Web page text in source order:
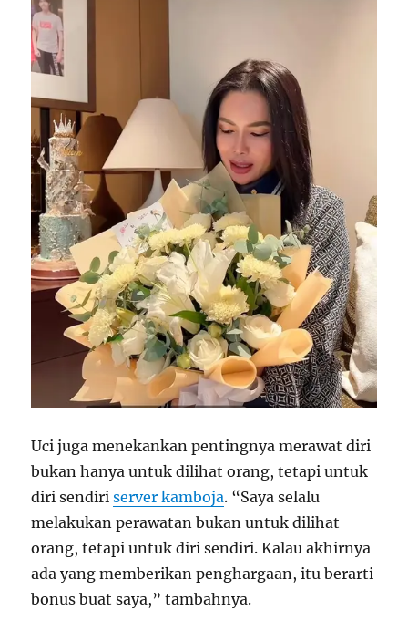
Uci juga menekankan pentingnya merawat diri
bukan hanya untuk dilihat orang, tetapi untuk
diri sendiriserver kamboja. “Saya selalu
melakukan perawatan bukan untuk dilihat
orang, tetapi untuk diri sendiri. Kalau akhirnya
ada yang memberikan penghargaan, itu berarti
bonus buat saya,” tambahnya.